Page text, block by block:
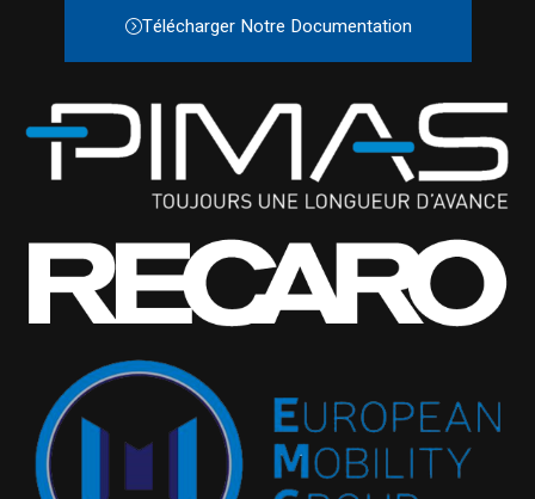
Télécharger Notre Documentation